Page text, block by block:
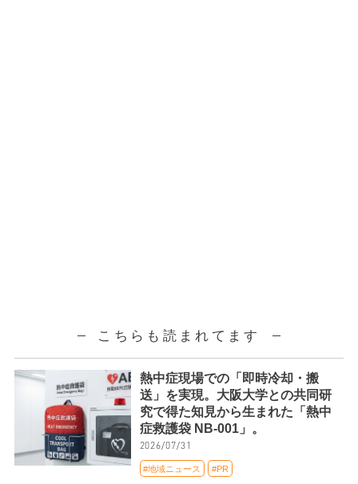
こちらも読まれてます
熱中症現場での「即時冷却・搬
送」を実現。大阪大学との共同研
究で得た知見から生まれた「熱中
症救護袋 NB-001」。
2026/07/31
#地域ニュース #PR